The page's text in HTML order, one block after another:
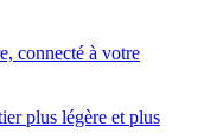
connecté à votre
plus légère et plus